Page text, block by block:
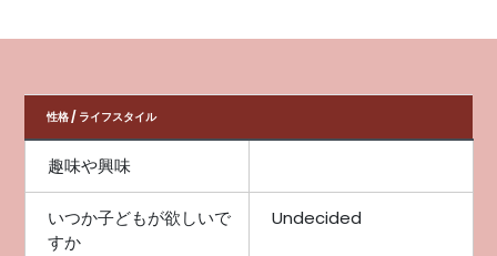
性格 / ライフスタイル
趣味や興味
いつか子どもが欲しいで
すか
Undecided